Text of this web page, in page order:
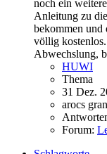
noch ein
Anleitung zu
bekommen und
völlig
Abwechslung,
HUWI
Thema
31 Dez.
arocs
Forum: